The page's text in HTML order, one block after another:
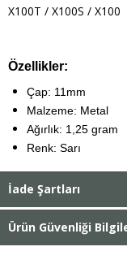
X100T / X100S / X100
Özellikler:
Çap: 11mm
Malzeme: Metal
Ağırlık: 1,25 gram
Renk: Sarı
İade Şartları
Ürün Güvenliği